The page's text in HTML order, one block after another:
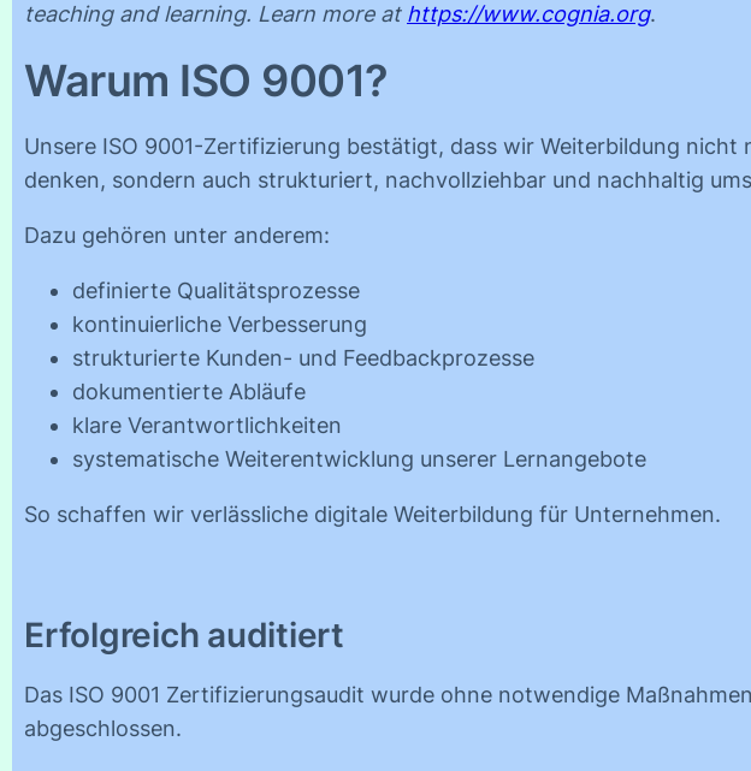
teaching and learning. Learn more at https://www.cognia.org.
Warum ISO 9001?
Unsere ISO 9001-Zertifizierung bestätigt, dass wir Weiterbildung nicht
denken, sondern auch strukturiert, nachvollziehbar und nachhaltig
Dazu gehören unter anderem:
definierte Qualitätsprozesse
kontinuierliche Verbesserung
strukturierte Kunden- und Feedbackprozesse
dokumentierte Abläufe
klare Verantwortlichkeiten
systematische Weiterentwicklung unserer Lernangebote
So schaffen wir verlässliche digitale Weiterbildung für Unternehmen.
Erfolgreich auditiert
Das ISO 9001 Zertifizierungsaudit wurde ohne notwendige
abgeschlossen.